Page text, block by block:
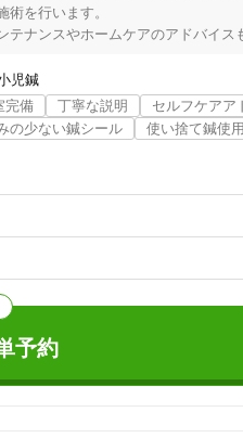
を行います。
ナンスやホームケアのアドバイス
皮膚表面に現れます。そのサイン
（内耳）のケアが重要！
で出来たローラー、運動療法など1
入るだけでリラックスはもちろん
児鍼
完備 丁寧な説明 セルフケアア
の少ない鍼シール 使い捨て鍼使用
予約